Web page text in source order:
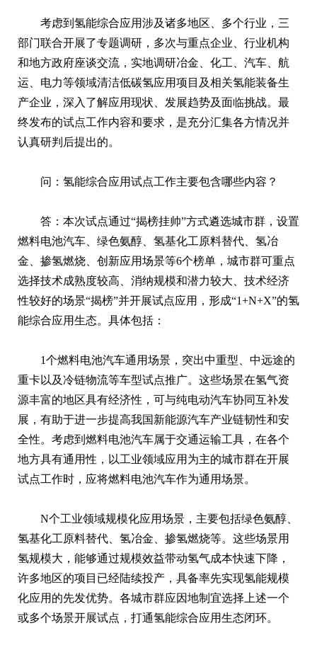
考虑到氢能综合应用涉及诸多地区、多个行业，三
部门联合开展了专题调研，多次与重点企业、行业机构
和地方政府座谈交流，实地调研冶金、化工、汽车、航
运、电力等领域清洁低碳氢应用项目及相关氢能装备生
产企业，深入了解应用现状、发展趋势及面临挑战。最
终发布的试点工作内容和要求，是充分汇集各方情况并
认真研判后提出的。
问：氢能综合应用试点工作主要包含哪些内容？
答：本次试点通过“揭榜挂帅”方式遴选城市群，设置
燃料电池汽车、绿色氨醇、氢基化工原料替代、氢冶
金、掺氢燃烧、创新应用场景等6个榜单，城市群可重点
选择技术成熟度较高、消纳规模和潜力较大、技术经济
性较好的场景“揭榜”并开展试点应用，形成“1+N+X”的氢
能综合应用生态。具体包括：
1个燃料电池汽车通用场景，突出中重型、中远途的
重卡以及冷链物流等车型试点推广。这些场景在氢气资
源丰富的地区具有经济性，可与纯电动汽车协同互补发
展，有助于进一步提高我国新能源汽车产业链韧性和安
全性。考虑到燃料电池汽车属于交通运输工具，在各个
地方具有通用性，以工业领域应用为主的城市群在开展
试点工作时，应将燃料电池汽车作为通用场景。
N个工业领域规模化应用场景，主要包括绿色氨醇、
氢基化工原料替代、氢冶金、掺氢燃烧等。这些场景用
氢规模大，能够通过规模效益带动氢气成本快速下降，
许多地区的项目已经陆续投产，具备率先实现氢能规模
化应用的先发优势。各城市群应因地制宜选择上述一个
或多个场景开展试点，打通氢能综合应用生态闭环。